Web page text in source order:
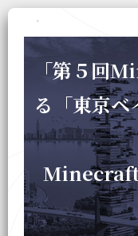
「第５回
る「東京ベ
Minecraft